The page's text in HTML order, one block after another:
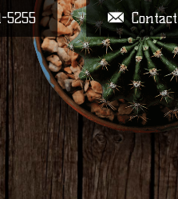
Contact
5255